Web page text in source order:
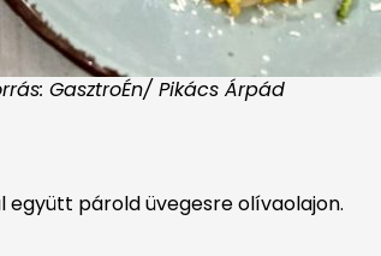
GasztroÉn/ Pikács Árpád
együtt párold üvegesre olívaolajon.